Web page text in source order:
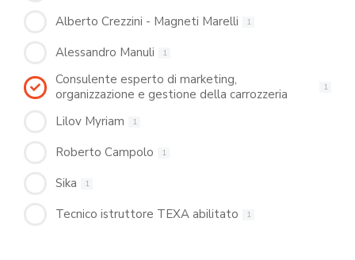
Alberto Crezzini - Magneti Marelli 1
Alessandro Manuli 1
Consulente esperto di marketing,
organizzazione e gestione della carrozzeria
1
Lilov Myriam 1
Roberto Campolo 1
Sika 1
Tecnico istruttore TEXA abilitato 1